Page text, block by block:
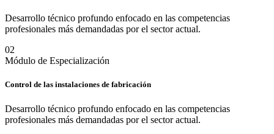
Desarrollo técnico profundo enfocado en las competencias
profesionales más demandadas por el sector actual.
02
Módulo de Especialización
Control de las instalaciones de fabricación
Desarrollo técnico profundo enfocado en las competencias
profesionales más demandadas por el sector actual.